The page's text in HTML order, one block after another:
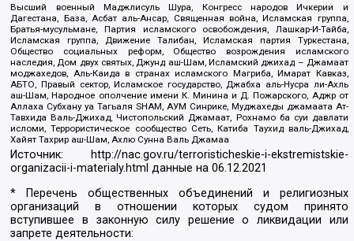
Высший военный Маджлисуль Шура, Конгресс народов Ичкерии и
Дагестана, База, Асбат аль-Ансар, Священная война, Исламская группа,
Братья-мусульмане, Партия исламского освобождения, Лашкар-И-Тайба,
Исламская группа, Движение Талибан, Исламская партия Туркестана,
Общество социальных реформ, Общество возрождения исламского
наследия, Дом двух святых, Джунд аш-Шам, Исламский джихад – Джамаат
моджахедов, Аль-Каида в странах исламского Магриба, Имарат Кавказ,
АБТО, Правый сектор, Исламское государство, Джабха аль-Нусра ли-Ахль
аш-Шам, Народное ополчение имени К. Минина и Д. Пожарского, Аджр от
Аллаха Субхану уа Тагьаля SHAM, АУМ Синрике, Муджахеды джамаата Ат-
Тавхида Валь-Джихад, Чистопольский Джамаат, Рохнамо ба суи давлати
исломи, Террористическое сообщество Сеть, Катиба Таухид валь-Джихад,
Хайят Тахрир аш-Шам, Ахлю Сунна Валь Джамаа
Источник:
http://nac.gov.ru/terroristicheskie-i-ekstremistskie-
organizacii-i-materialy.html данные на06.12.2021
* Перечень общественных объединений и религиозных
организаций в отношении которых судом принято
вступившее в законную силу решение о ликвидации или
запрете деятельности: